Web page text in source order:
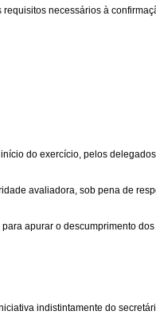
necessários à
do exercício, pelos
avaliadora, sob pena de
apurar o descumprimento
indistintamente do